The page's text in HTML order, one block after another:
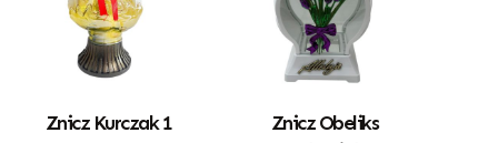
Znicz Kurczak 1
Znicz Obeliks